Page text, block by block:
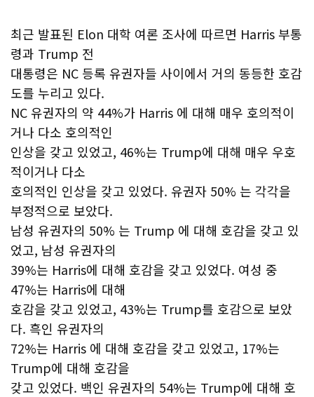
최근 발표된 Elon 대학 여론 조사에 따르면 Harris 부통
령과 Trump 전
대통령은 NC 등록 유권자들 사이에서 거의 동등한 호감
도를 누리고 있다.
NC 유권자의 약 44%가 Harris 에 대해 매우 호의적이
거나 다소 호의적인
인상을 갖고 있었고, 46%는 Trump에 대해 매우 우호
적이거나 다소
호의적인 인상을 갖고 있었다. 유권자 50% 는 각각을
부정적으로 보았다.
남성 유권자의 50% 는 Trump 에 대해 호감을 갖고 있
었고, 남성 유권자의
39%는 Harris에 대해 호감을 갖고 있었다. 여성 중
47%는 Harris에 대해
호감을 갖고 있었고, 43%는 Trump를 호감으로 보았
다. 흑인 유권자의
72%는 Harris 에 대해 호감을 갖고 있었고, 17%는
Trump에 대해 호감을
갖고 있었다. 백인 유권자의 54%는 Trump에 대해 호